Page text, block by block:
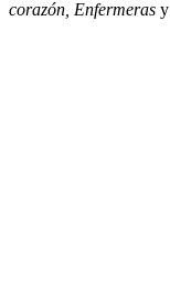
corazón, Enfermeras y